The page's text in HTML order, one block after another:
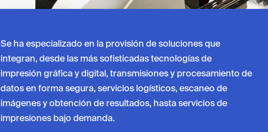
Se ha especializado en la provisión de soluciones que
integran, desde las más sofisticadas tecnologías de
impresión gráfica y digital, transmisiones y procesamiento de
datos en forma segura, servicios logísticos, escaneo de
imágenes y obtención de resultados, hasta servicios de
impresiones bajo demanda.